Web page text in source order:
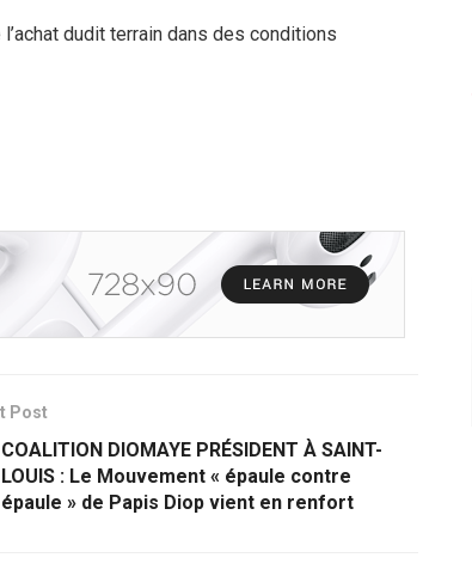
dudit terrain dans des conditions
Post
COALITION DIOMAYE PRÉSIDENT À SAINT-
LOUIS : Le Mouvement « épaule contre
épaule » de Papis Diop vient en renfort